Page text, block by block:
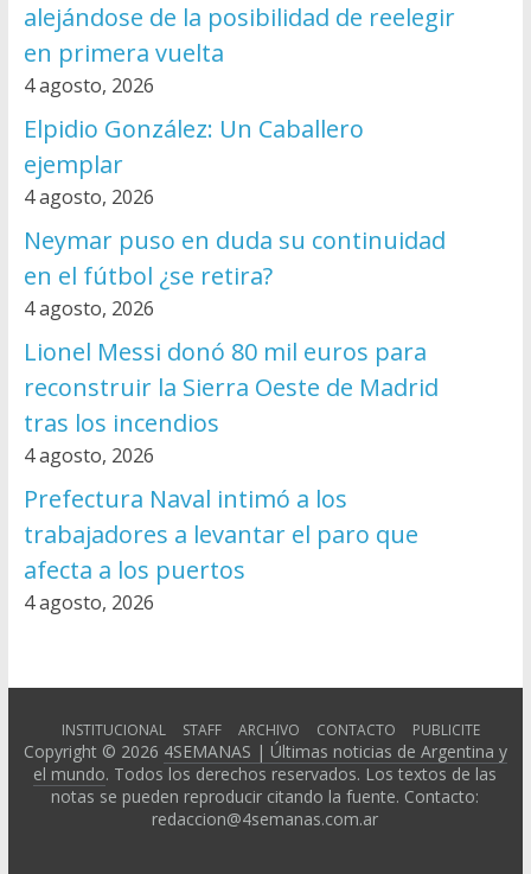
alejándose de la posibilidad de reelegir
en primera vuelta
4 agosto, 2026
Elpidio González: Un Caballero
ejemplar
4 agosto, 2026
Neymar puso en duda su continuidad
en el fútbol ¿se retira?
4 agosto, 2026
Lionel Messi donó 80 mil euros para
reconstruir la Sierra Oeste de Madrid
tras los incendios
4 agosto, 2026
Prefectura Naval intimó a los
trabajadores a levantar el paro que
afecta a los puertos
4 agosto, 2026
INSTITUCIONAL STAFF ARCHIVO CONTACTO PUBLICITE
Copyright © 2026 4SEMANAS | Últimas noticias de Argentina y
el mundo. Todos los derechos reservados. Los textos de las
notas se pueden reproducir citando la fuente. Contacto:
redaccion@4semanas.com.ar